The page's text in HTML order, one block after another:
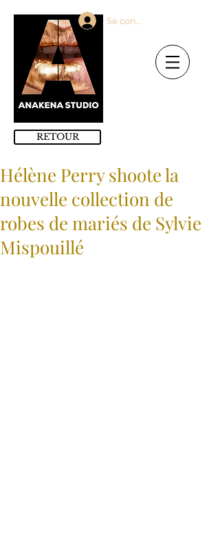
Se connecter
RETOUR
Hélène Perry shoote la
nouvelle collection de
robes de mariés de Sylvie
Mispouillé